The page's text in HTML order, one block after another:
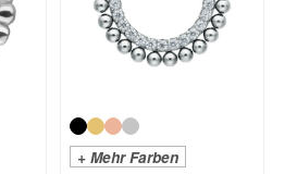
+ Mehr Farben